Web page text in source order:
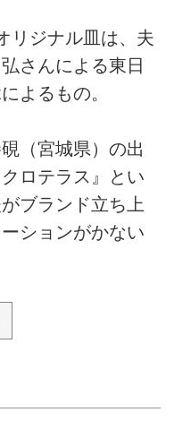
リジナル皿は、夫
さんによる東日
よるもの。
（宮城県）の出
ロテラス』とい
ブランド立ち上
ションがかない